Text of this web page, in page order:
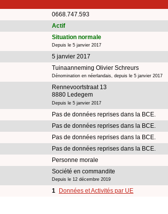
0668.747.593
Actif
Situation normale
Depuis le 5 janvier 2017
5 janvier 2017
Tuinaanneming Olivier Schreurs
Dénomination en néerlandais, depuis le 5 janvier 2017
Rennevoortstraat 13
8880 Ledegem
Depuis le 5 janvier 2017
Pas de données reprises dans la BCE.
Pas de données reprises dans la BCE.
Pas de données reprises dans la BCE.
Pas de données reprises dans la BCE.
Personne morale
Société en commandite
Depuis le 12 décembre 2019
1 Données et Activités par UE